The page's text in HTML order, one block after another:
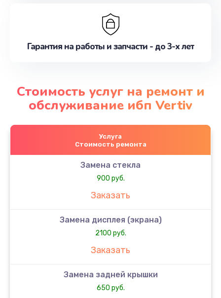
Гарантия на работы и запчасти - до 3-х лет
Стоимость услуг на ремонт и
обслуживание ибп Vertiv
Услуга
Стоимость ремонта
Замена стекла
900 руб.
Заказать
Замена дисплея (экрана)
2100 руб.
Заказать
Замена задней крышки
650 руб.